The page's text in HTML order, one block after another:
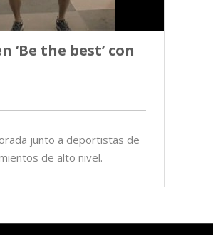
‘Be the best’ con
junto a deportistas de
de alto nivel.